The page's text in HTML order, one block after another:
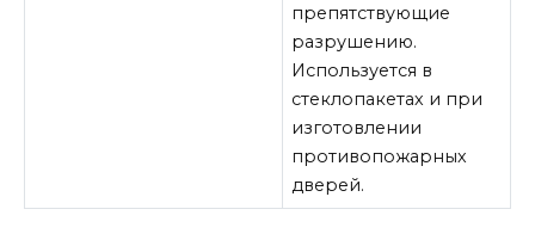
препятствующие
разрушению.
Используется в
стеклопакетах и при
изготовлении
противопожарных
дверей.